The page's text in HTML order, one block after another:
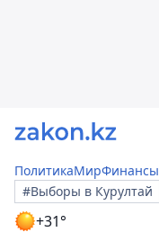
ПолитикаМирФинансы
#Выборы в Курултай
+31°